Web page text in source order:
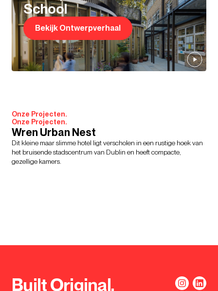
School
Bekijk Ontwerpverhaal
Onze Projecten.
Onze Projecten.
Wren Urban Nest
Dit kleine maar slimme hotel ligt verscholen in een rustige hoek van
het bruisende stadscentrum van Dublin en heeft compacte,
gezellige kamers.
Built Original.